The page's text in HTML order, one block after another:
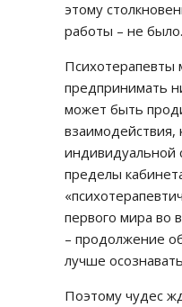
этому
работы – не было.
Психотерапевты
предпринимать
может быть
взаимодействия,
индивидуальной
пределы
первого мира во
– продолжение
лучше
Поэтому чудес